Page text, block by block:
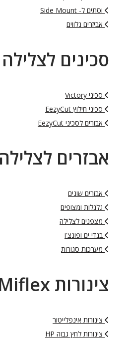
וסתים ל- Side Mount
אביזרים נלווים
סכינים לצלילה
סכיני Victory
סכיני חילוץ EezyCut
אבזרים לסכיני EezyCut
אבזרים לצלילה
אבזרים שונים
גלגלות ומצופים
מצפנים לצלילה
בגדי ים ופונצ'ו
מערכות סגורות
צינורות Miflex
צינורות אינפלייטור
צינורות לחץ גבוה HP